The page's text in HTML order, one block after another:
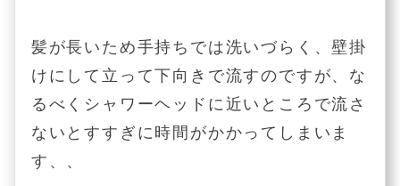
髪が長いため手持ちでは洗いづらく、壁掛
けにして立って下向きで流すのですが、な
るべくシャワーヘッドに近いところで流さ
ないとすすぎに時間がかかってしまいま
す、、